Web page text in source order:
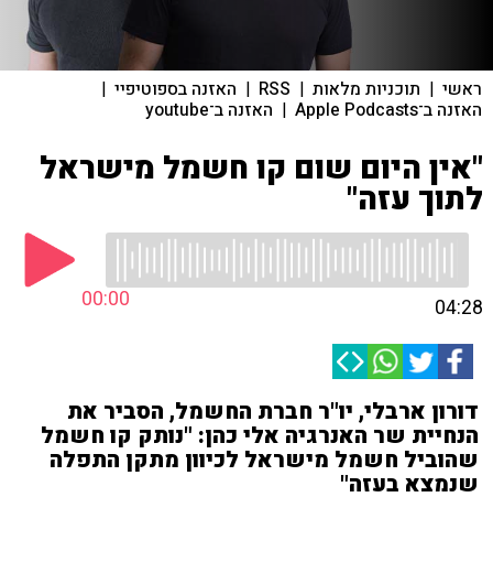
ראשי | תוכניות מלאות |
RSS
| האזנה בספוטיפיי |
האזנה ב־Apple Podcasts | האזנה ב־youtube
"אין היום שום קו חשמל מישראל
לתוך עזה"
00:00 04:28
דורון ארבלי, יו"ר חברת החשמל, הסביר את
הנחיית שר האנרגיה אלי כהן: "נותק קו חשמל
שהוביל חשמל מישראל לכיוון מתקן התפלה
שנמצא בעזה"